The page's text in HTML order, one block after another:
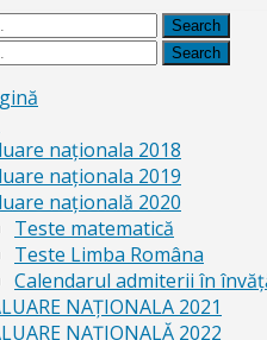
naționala 2018
naționala 2019
națională 2020
Teste matematică
Teste Limba Româna
Calendarul admiterii în
NAȚIONALA 2021
NAŢIONALĂ 2022